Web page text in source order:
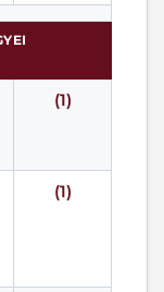
(1)
(1)